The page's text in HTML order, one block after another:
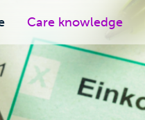
Care knowledge